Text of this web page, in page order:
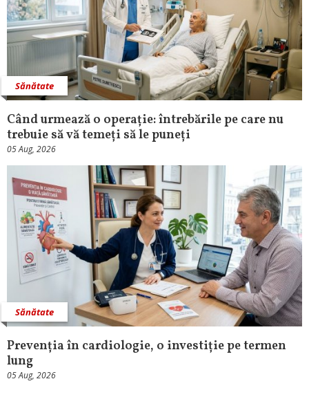
Sănătate
Când urmează o operație: întrebările pe care nu
trebuie să vă temeți să le puneți
05 Aug, 2026
Sănătate
Prevenția în cardiologie, o investiție pe termen
lung
05 Aug, 2026